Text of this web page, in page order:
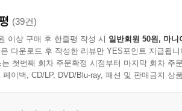
(39건)
이상 구매 후 한줄평 작성 시 일반회원 50원, 마니
다운로드 후 작성한 리뷰만 YES포인트 지급됩니
는 첫번째 회차 주문확정 시점부터 마지막 회차 주
페이백, CD/LP, DVD/Blu-ray, 패션 및 판매금지 상